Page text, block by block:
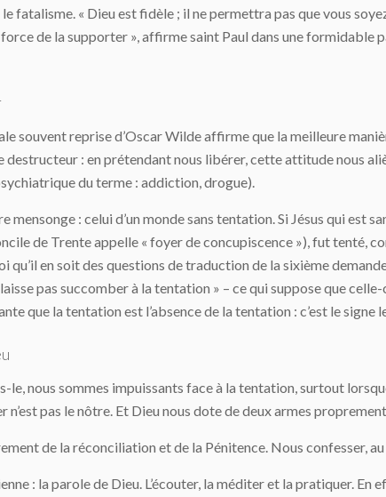
fatalisme. « Dieu est fidèle ; il ne permettra pas que vous
de la supporter », affirme saint Paul dans une formidable
souvent reprise d’Oscar Wilde affirme que la meilleure
destructeur : en prétendant nous libérer, cette attitude nous
du terme : addiction, drogue).
mensonge : celui d’un monde sans tentation. Si Jésus qui est
de Trente appelle « foyer de concupiscence »), fut tenté,
qu’il en soit des questions de traduction de la sixième
pas succomber à la tentation » – ce qui suppose que
que la tentation est l’absence de la tentation : c’est le
le, nous sommes impuissants face à la tentation, surtout
n’est pas le nôtre. Et Dieu nous dote de deux armes
de la réconciliation et de la Pénitence. Nous confesser,
: la parole de Dieu. L’écouter, la méditer et la pratiquer.